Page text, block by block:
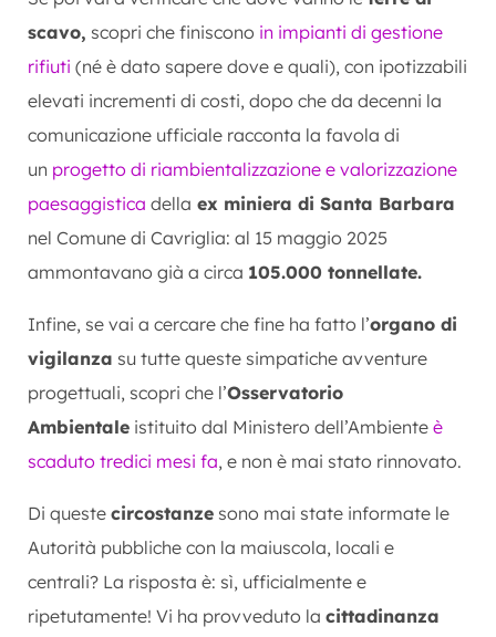
scavo, scopri che finiscono in impianti di gestione
rifiuti (né è dato sapere dove e quali), con ipotizzabili
elevati incrementi di costi, dopo che da decenni la
comunicazione ufficiale racconta la favola di
un progetto di riambientalizzazione e valorizzazione
paesaggistica della ex miniera di Santa Barbara
nel Comune di Cavriglia: al 15 maggio 2025
ammontavano già a circa 105.000 tonnellate.
Infine, se vai a cercare che fine ha fatto l’organo di
vigilanza su tutte queste simpatiche avventure
progettuali, scopri che l’Osservatorio
Ambientale istituito dal Ministero dell’Ambiente è
scaduto tredici mesi fa, e non è mai stato rinnovato.
Di queste circostanze sono mai state informate le
Autorità pubbliche con la maiuscola, locali e
centrali? La risposta è: sì, ufficialmente e
ripetutamente! Vi ha provveduto la cittadinanza